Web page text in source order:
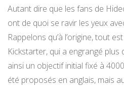
Autant dire que les fans de
ont de quoi se ravir les yeux
Rappelons qu’à l’origine, tout
Kickstarter, qui a engrangé plus
ainsi un objectif initial fixé à
été proposés en anglais, mais